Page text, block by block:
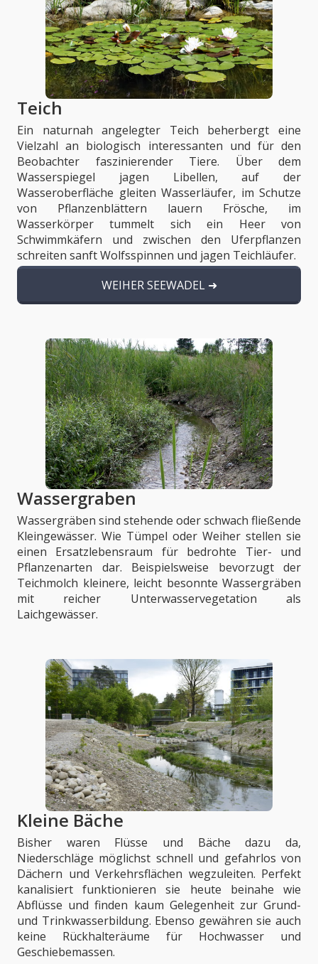
Teich
Ein naturnah angelegter Teich beherbergt eine
Vielzahl an biologisch interessanten und für den
Beobachter faszinierender Tiere. Über dem
Wasserspiegel jagen Libellen, auf der
Wasseroberfläche gleiten Wasserläufer, im Schutze
von Pflanzenblättern lauern Frösche, im
Wasserkörper tummelt sich ein Heer von
Schwimmkäfern und zwischen den Uferpflanzen
schreiten sanft Wolfsspinnen und jagen Teichläufer.
WEIHER SEEWADEL
Wassergraben
Wassergräben sind stehende oder schwach fließende
Kleingewässer. Wie Tümpel oder Weiher stellen sie
einen Ersatzlebensraum für bedrohte Tier- und
Pflanzenarten dar. Beispielsweise bevorzugt der
Teichmolch kleinere, leicht besonnte Wassergräben
mit reicher Unterwasservegetation als
Laichgewässer.
Kleine Bäche
Bisher waren Flüsse und Bäche dazu da,
Niederschläge möglichst schnell und gefahrlos von
Dächern und Verkehrsflächen wegzuleiten. Perfekt
kanalisiert funktionieren sie heute beinahe wie
Abflüsse und finden kaum Gelegenheit zur Grund-
und Trinkwasserbildung. Ebenso gewähren sie auch
keine Rückhalteräume für Hochwasser und
Geschiebemassen.